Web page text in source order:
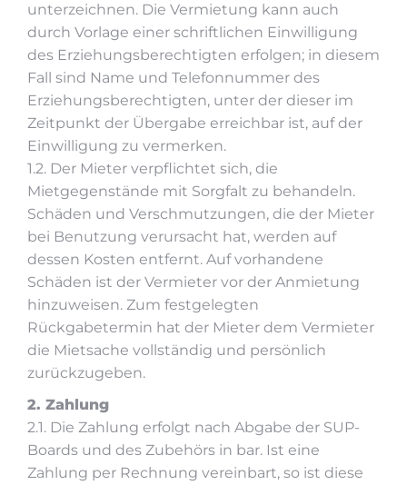
unterzeichnen. Die Vermietung kann auch
durch Vorlage einer schriftlichen Einwilligung
des Erziehungsberechtigten erfolgen; in diesem
Fall sind Name und Telefonnummer des
Erziehungsberechtigten, unter der dieser im
Zeitpunkt der Übergabe erreichbar ist, auf der
Einwilligung zu vermerken.
1.2. Der Mieter verpflichtet sich, die
Mietgegenstände mit Sorgfalt zu behandeln.
Schäden und Verschmutzungen, die der Mieter
bei Benutzung verursacht hat, werden auf
dessen Kosten entfernt. Auf vorhandene
Schäden ist der Vermieter vor der Anmietung
hinzuweisen. Zum festgelegten
Rückgabetermin hat der Mieter dem Vermieter
die Mietsache vollständig und persönlich
zurückzugeben.
2. Zahlung
2.1. Die Zahlung erfolgt nach Abgabe der SUP-
Boards und des Zubehörs in bar. Ist eine
Zahlung per Rechnung vereinbart, so ist diese